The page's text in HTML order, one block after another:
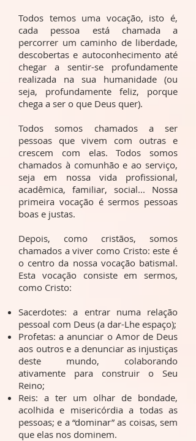
Todos temos uma vocação, isto é,
cada pessoa está chamada a
percorrer um caminho de liberdade,
descobertas e autoconhecimento até
chegar a sentir-se profundamente
realizada na sua humanidade (ou
seja, profundamente feliz, porque
chega a ser o que Deus quer).
Todos somos chamados a ser
pessoas que vivem com outras e
crescem com elas. Todos somos
chamados à comunhão e ao serviço,
seja em nossa vida profissional,
acadêmica, familiar, social... Nossa
primeira vocação é sermos pessoas
boas e justas.
Depois, como cristãos, somos
chamados a viver como Cristo: este é
o centro da nossa vocação batismal.
Esta vocação consiste em sermos,
como Cristo:
Sacerdotes: a entrar numa relação
pessoal com Deus (a dar-Lhe espaço);
Profetas: a anunciar o Amor de Deus
aos outros e a denunciar as injustiças
deste mundo, colaborando
ativamente para construir o Seu
Reino;
Reis: a ter um olhar de bondade,
acolhida e misericórdia a todas as
pessoas; e a “dominar” as coisas, sem
que elas nos dominem.​​